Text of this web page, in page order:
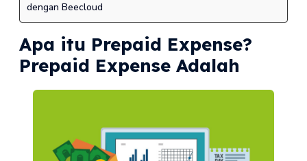
dengan Beecloud
Apa itu Prepaid Expense?
Prepaid Expense Adalah